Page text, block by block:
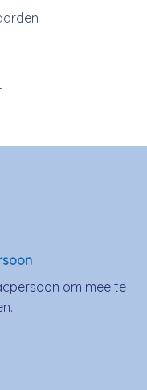
om mee te